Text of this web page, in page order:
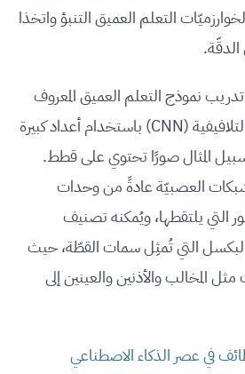
التعلم العميق التنبؤ واتخذا
الدقّة.
نموذج التعلم العميق المعروف
باسم الشبكة العصبية التلافيفية (CNN) باستخدام أعداد كبيرة
المثال صورًا تحتوي على قطط.
العصبيّة عادةً من وحدات
التي يلتقطها، ويُمكنه تصنيف
التي تُمثِل سمات القطّة، حيث
المخالب والأذنين والعينين إلى
في عصر الذكاء الاصطناعي